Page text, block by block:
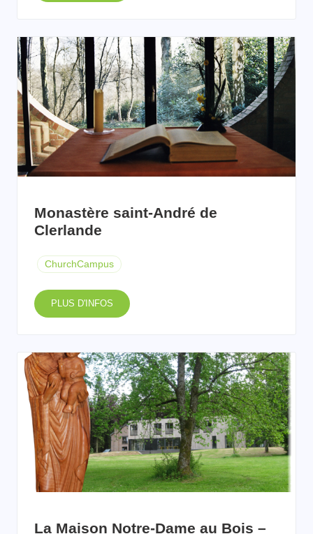
Monastère saint-André de
Clerlande
ChurchCampus
PLUS D'INFOS
La Maison Notre-Dame au Bois –